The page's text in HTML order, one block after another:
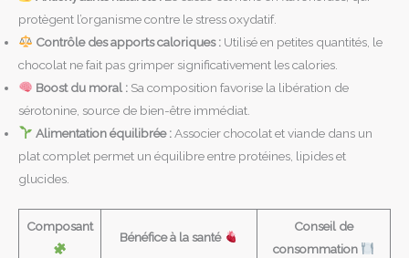
protègent l’organisme contre le stress oxydatif.
Contrôle des apports caloriques :Utilisé en petites quantités, le
chocolat ne fait pas grimper significativement les calories.
Boost du moral :Sa composition favorise la libération de
sérotonine, source de bien-être immédiat.
Alimentation équilibrée :Associer chocolat et viande dans un
plat complet permet un équilibre entre protéines, lipides et
glucides.
Composant
Bénéfice à la santé
Conseil de
consommation